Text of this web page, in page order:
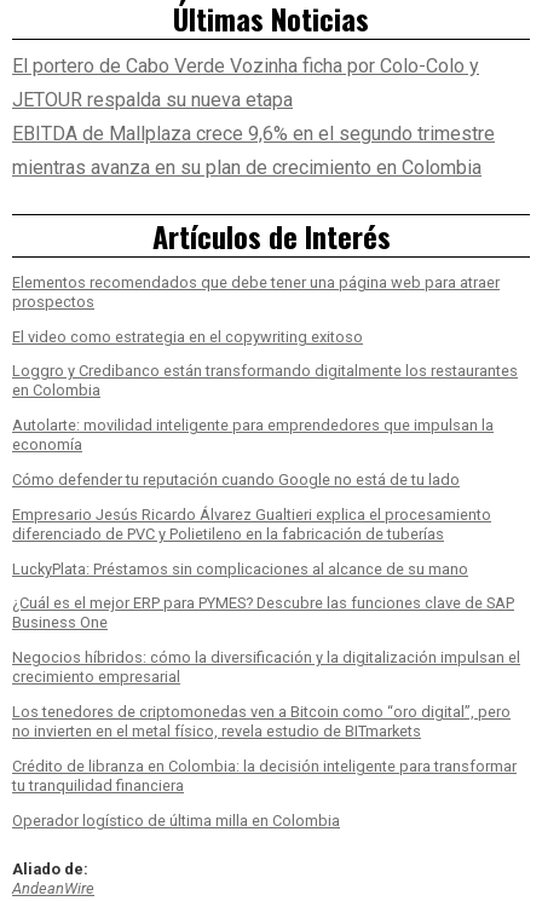
Últimas Noticias
El portero de Cabo Verde Vozinha ficha por Colo-Colo y
JETOUR respalda su nueva etapa
EBITDA de Mallplaza crece 9,6% en el segundo trimestre
mientras avanza en su plan de crecimiento en Colombia
Artículos de Interés
Elementos recomendados que debe tener una página web para atraer
prospectos
El video como estrategia en el copywriting exitoso
Loggro y Credibanco están transformando digitalmente los restaurantes
en Colombia
Autolarte: movilidad inteligente para emprendedores que impulsan la
economía
Cómo defender tu reputación cuando Google no está de tu lado
Empresario Jesús Ricardo Álvarez Gualtieri explica el procesamiento
diferenciado de PVC y Polietileno en la fabricación de tuberías
LuckyPlata: Préstamos sin complicaciones al alcance de su mano
¿Cuál es el mejor ERP para PYMES? Descubre las funciones clave de SAP
Business One
Negocios híbridos: cómo la diversificación y la digitalización impulsan el
crecimiento empresarial
Los tenedores de criptomonedas ven a Bitcoin como “oro digital”, pero
no invierten en el metal físico, revela estudio de BITmarkets
Crédito de libranza en Colombia: la decisión inteligente para transformar
tu tranquilidad financiera
Operador logístico de última milla en Colombia
Aliado de:
AndeanWire